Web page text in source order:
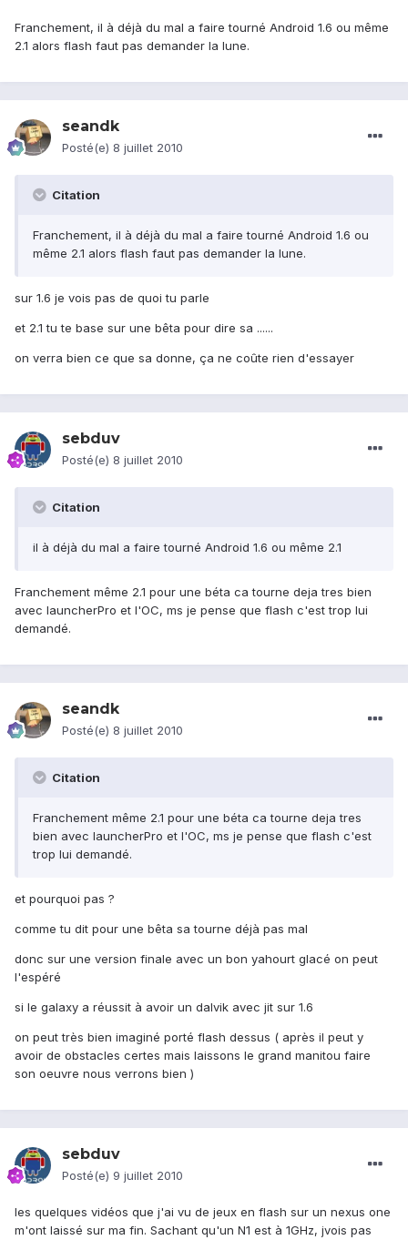
Franchement, il à déjà du mal a faire tourné Android 1.6 ou même
2.1 alors flash faut pas demander la lune.
seandk
Posté(e) 8 juillet 2010
Citation
Franchement, il à déjà du mal a faire tourné Android 1.6 ou
même 2.1 alors flash faut pas demander la lune.
sur 1.6 je vois pas de quoi tu parle
et 2.1 tu te base sur une bêta pour dire sa ......
on verra bien ce que sa donne, ça ne coûte rien d'essayer
sebduv
Posté(e) 8 juillet 2010
Citation
il à déjà du mal a faire tourné Android 1.6 ou même 2.1
Franchement même 2.1 pour une béta ca tourne deja tres bien
avec launcherPro et l'OC, ms je pense que flash c'est trop lui
demandé.
seandk
Posté(e) 8 juillet 2010
Citation
Franchement même 2.1 pour une béta ca tourne deja tres
bien avec launcherPro et l'OC, ms je pense que flash c'est
trop lui demandé.
et pourquoi pas ?
comme tu dit pour une bêta sa tourne déjà pas mal
donc sur une version finale avec un bon yahourt glacé on peut
l'espéré
si le galaxy a réussit à avoir un dalvik avec jit sur 1.6
on peut très bien imaginé porté flash dessus ( après il peut y
avoir de obstacles certes mais laissons le grand manitou faire
son oeuvre nous verrons bien )
sebduv
Posté(e) 9 juillet 2010
les quelques vidéos que j'ai vu de jeux en flash sur un nexus one
m'ont laissé sur ma fin. Sachant qu'un N1 est à 1GHz, jvois pas